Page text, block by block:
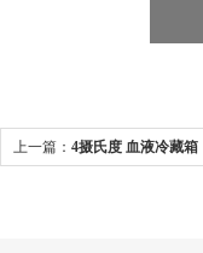
上一篇： 4摄氏度 血液冷藏